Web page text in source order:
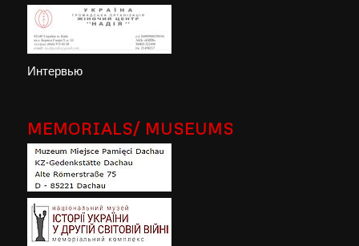
Интервью
MEMORIALS/ MUSEUMS